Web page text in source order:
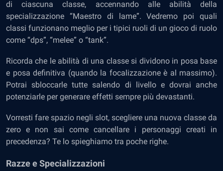
di ciascuna classe, accennando alle abilità della
specializzazione “Maestro di lame”. Vedremo poi quali
classi funzionano meglio per i tipici ruoli di un gioco di ruolo
come “dps”, “melee” o “tank”.
Ricorda che le abilità di una classe si dividono in posa base
e posa definitiva (quando la focalizzazione è al massimo).
Potrai sbloccarle tutte salendo di livello e dovrai anche
potenziarle per generare effetti sempre più devastanti.
Vorresti fare spazio negli slot, scegliere una nuova classe da
zero e non sai come cancellare i personaggi creati in
precedenza? Te lo spieghiamo tra poche righe.
Razze e Specializzazioni